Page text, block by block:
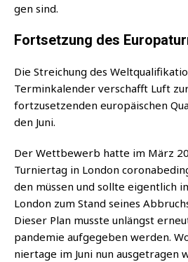
gen sind.
Fortsetzung des
Die Strei­chung des
Ter­min­ka­len­der ver­schafft Luft
fort­zu­set­zen­den euro­päi­schen
den Juni.
Der Wett­be­werb hat­te im März
Tur­nier­tag in Lon­don
den müs­sen und soll­te eigent­lich
Lon­don zum Stand sei­nes
Die­ser Plan muss­te unlängst
pan­de­mie auf­ge­ge­ben wer­den.
nier­ta­ge im Juni nun aus­ge­tra­gen